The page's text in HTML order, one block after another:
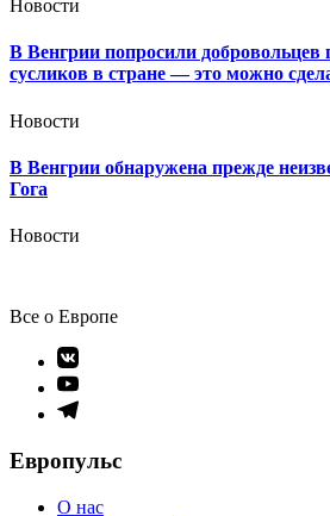
Новости
В Венгрии попросили добровольцев
сусликов в стране — это можно
Новости
В Венгрии обнаружена прежде
Гога
Новости
Все о Европе
Элемент
меню
Элемент
меню
Элемент
Европульс
О нас